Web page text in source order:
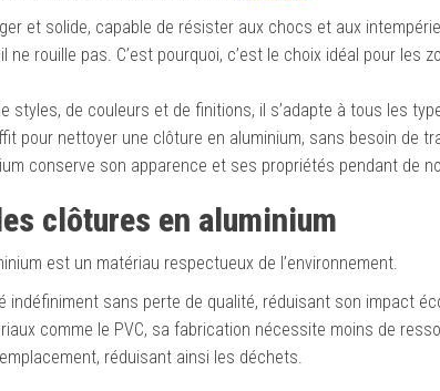
et solide, capable de résister aux chocs et aux
ne rouille pas. C’est pourquoi, c’est le choix idéal pour les
styles, de couleurs et de finitions, il s’adapte à tous les
pour nettoyer une clôture en aluminium, sans besoin de
conserve son apparence et ses propriétés pendant de
clôtures en aluminium
est un matériau respectueux de l’environnement.
indéfiniment sans perte de qualité, réduisant son impact
comme le PVC, sa fabrication nécessite moins de
réduisant ainsi les déchets.